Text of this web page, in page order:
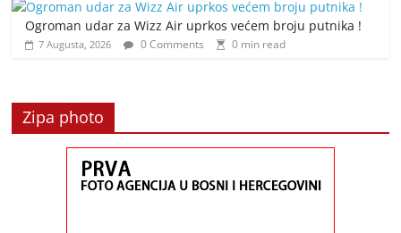
Ogroman udar za Wizz Air uprkos većem broju putnika !
7 Augusta, 2026 0 Comments 0 min read
Zipa photo